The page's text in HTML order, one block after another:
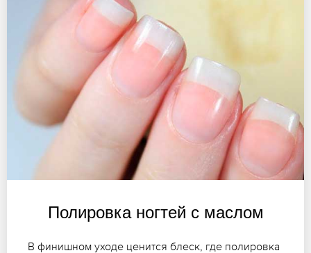
Полировка ногтей с маслом
В финишном уходе ценится блеск, где полировка